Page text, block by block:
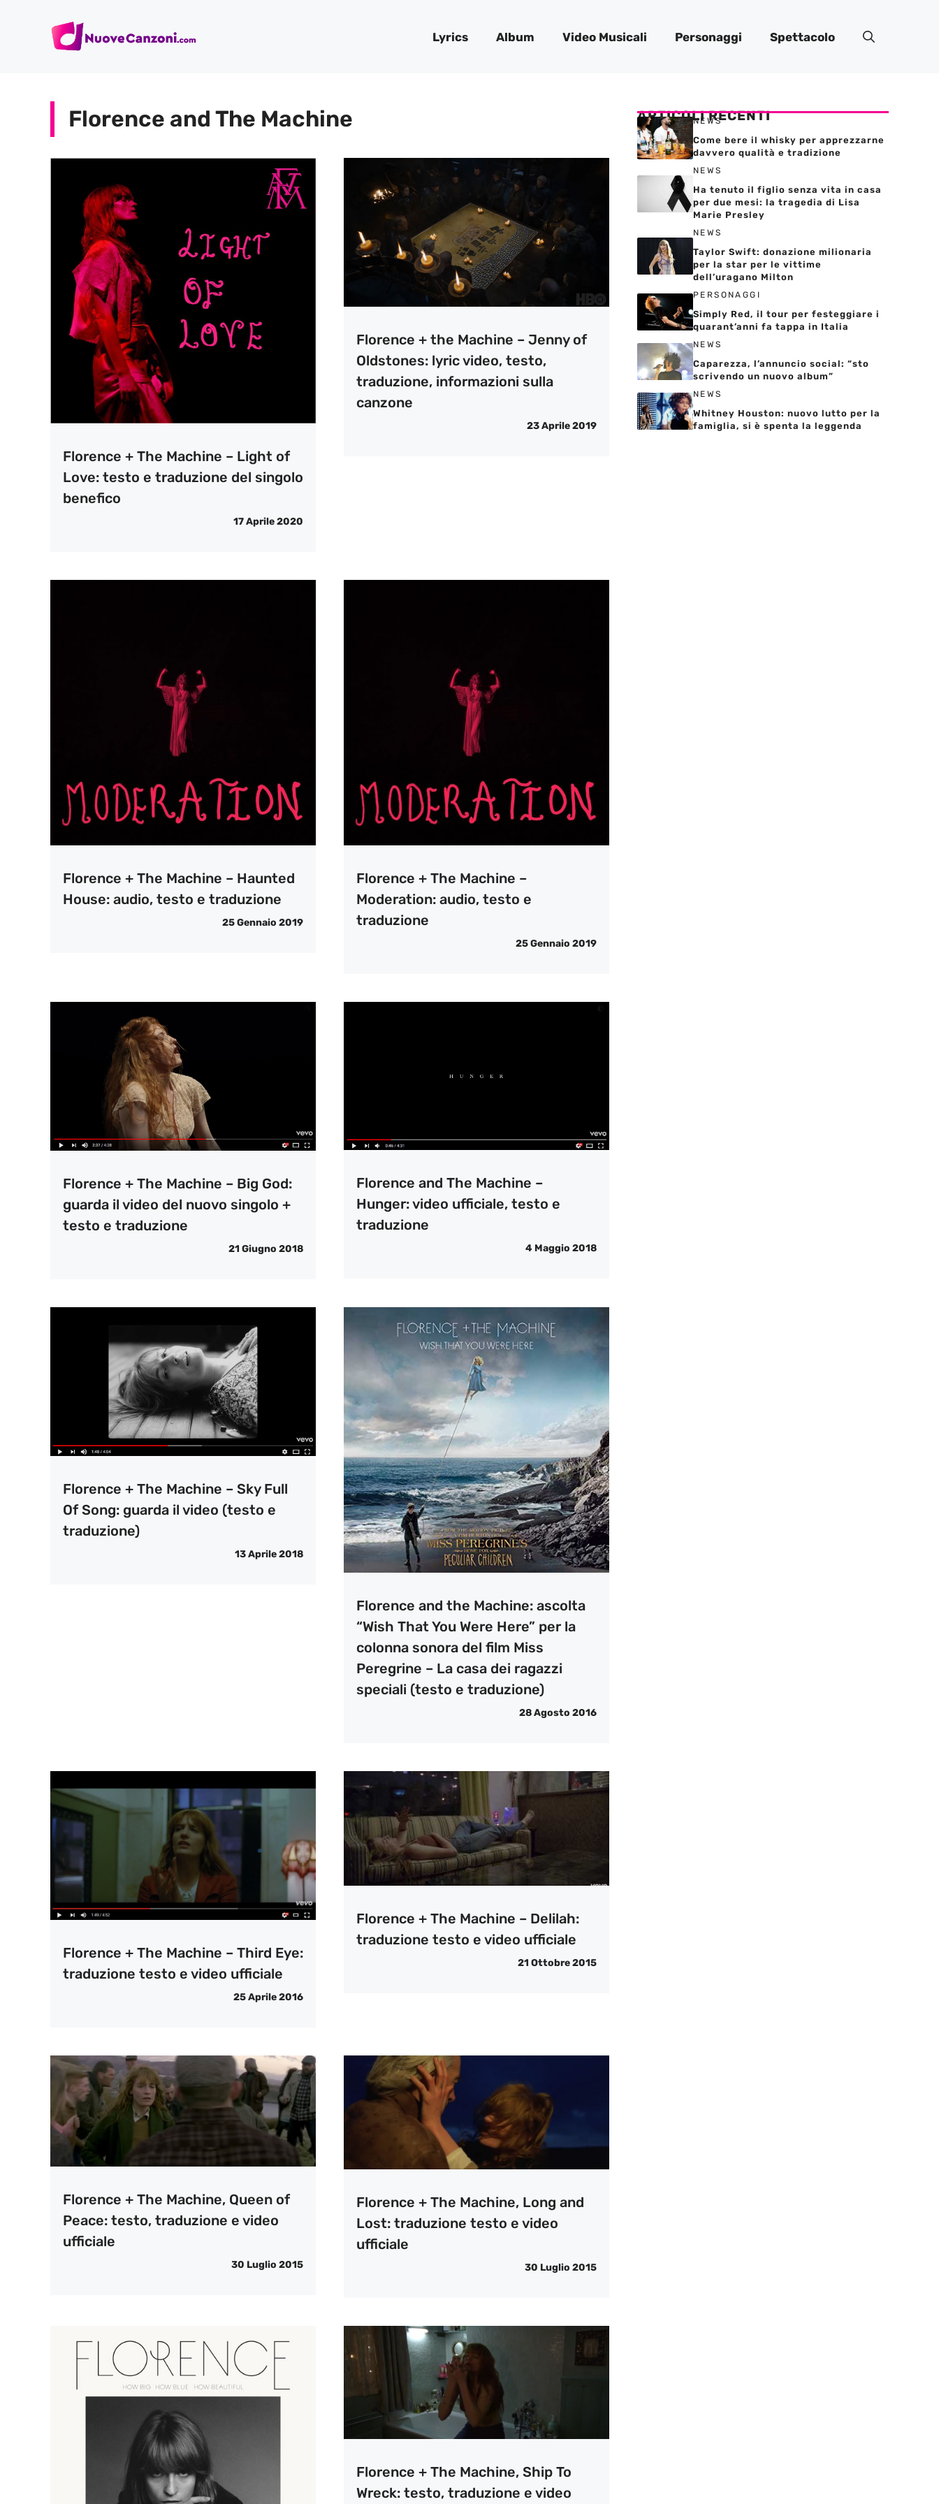
Lyrics Album Video Musicali Personaggi Spettacolo
Florence and The Machine
Florence + The Machine – Light of
Love: testo e traduzione del singolo
benefico
17 Aprile 2020
Florence + the Machine – Jenny of
Oldstones: lyric video, testo,
traduzione, informazioni sulla
canzone
23 Aprile 2019
Florence + The Machine – Haunted
House: audio, testo e traduzione
25 Gennaio 2019
Florence + The Machine –
Moderation: audio, testo e
traduzione
25 Gennaio 2019
Florence + The Machine – Big God:
guarda il video del nuovo singolo +
testo e traduzione
21 Giugno 2018
Florence and The Machine –
Hunger: video ufficiale, testo e
traduzione
4 Maggio 2018
Florence + The Machine – Sky Full
Of Song: guarda il video (testo e
traduzione)
13 Aprile 2018
Florence and the Machine: ascolta
“Wish That You Were Here” per la
colonna sonora del film Miss
Peregrine – La casa dei ragazzi
speciali (testo e traduzione)
28 Agosto 2016
Florence + The Machine – Third Eye:
traduzione testo e video ufficiale
25 Aprile 2016
Florence + The Machine – Delilah:
traduzione testo e video ufficiale
21 Ottobre 2015
Florence + The Machine, Queen of
Peace: testo, traduzione e video
ufficiale
30 Luglio 2015
Florence + The Machine, Long and
Lost: traduzione testo e video
ufficiale
30 Luglio 2015
Florence + The Machine, Ship To
Wreck: testo, traduzione e video
ARTICOLI RECENTI
NEWS
Come bere il whisky per apprezzarne
davvero qualità e tradizione
NEWS
Ha tenuto il figlio senza vita in casa
per due mesi: la tragedia di Lisa
Marie Presley
NEWS
Taylor Swift: donazione milionaria
per la star per le vittime
dell’uragano Milton
PERSONAGGI
Simply Red, il tour per festeggiare i
quarant’anni fa tappa in Italia
NEWS
Caparezza, l’annuncio social: “sto
scrivendo un nuovo album”
NEWS
Whitney Houston: nuovo lutto per la
famiglia, si è spenta la leggenda